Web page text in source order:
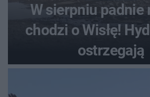
W sierpniu padnie
chodzi o Wisłę!
ostrzegają